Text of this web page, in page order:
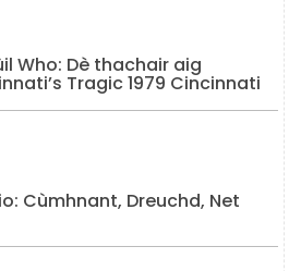
Who: Dè thachair aig
Tragic 1979 Cincinnati
Cùmhnant, Dreuchd, Net